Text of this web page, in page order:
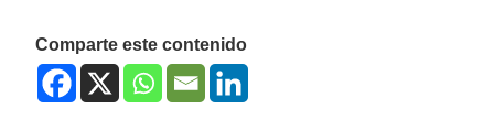
Comparte este contenido